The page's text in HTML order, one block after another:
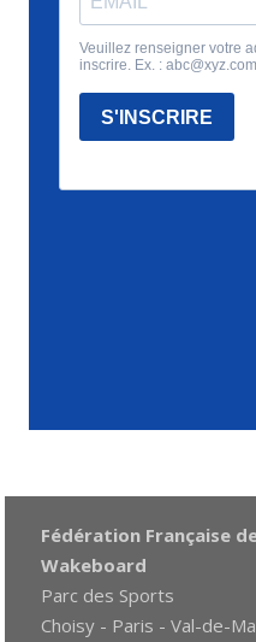
Fédération Française
Wakeboard
Parc des Sports
Choisy - Paris - Val-de-